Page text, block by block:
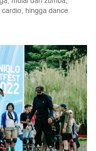
hingga dance.